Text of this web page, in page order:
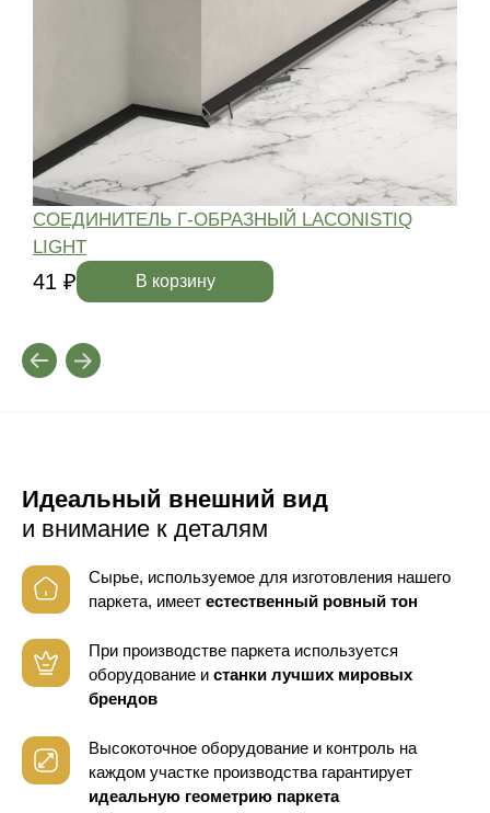
СОЕДИНИТЕЛЬ Г-ОБРАЗНЫЙ LACONISTIQ
LIGHT
41 ₽ В корзину
Идеальный внешний вид
и внимание к деталям
Сырье, используемое для изготовления нашего
паркета, имеет естественный ровный тон
При производстве паркета используется
оборудование и станки лучших мировых
брендов
Высокоточное оборудование и контроль на
каждом участке производства гарантирует
идеальную геометрию паркета